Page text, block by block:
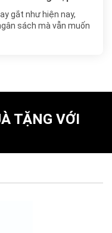
gắt như hiện nay,
sách mà vẫn muốn
TẶNG VỚI